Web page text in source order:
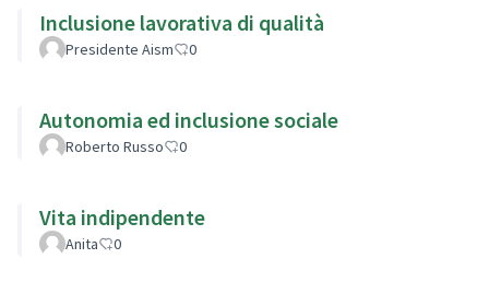
Inclusione lavorativa di qualità
Presidente Aism 0
Autonomia ed inclusione sociale
Roberto Russo 0
Vita indipendente
Anita 0